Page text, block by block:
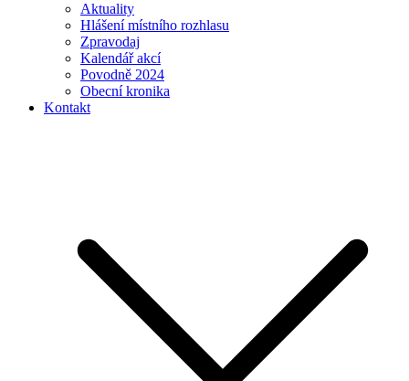
Aktuality
Hlášení místního rozhlasu
Zpravodaj
Kalendář akcí
Povodně 2024
Obecní kronika
Kontakt